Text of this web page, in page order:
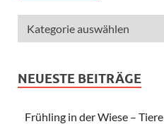
NEUESTE BEITRÄGE
Frühling in der Wiese – Tiere